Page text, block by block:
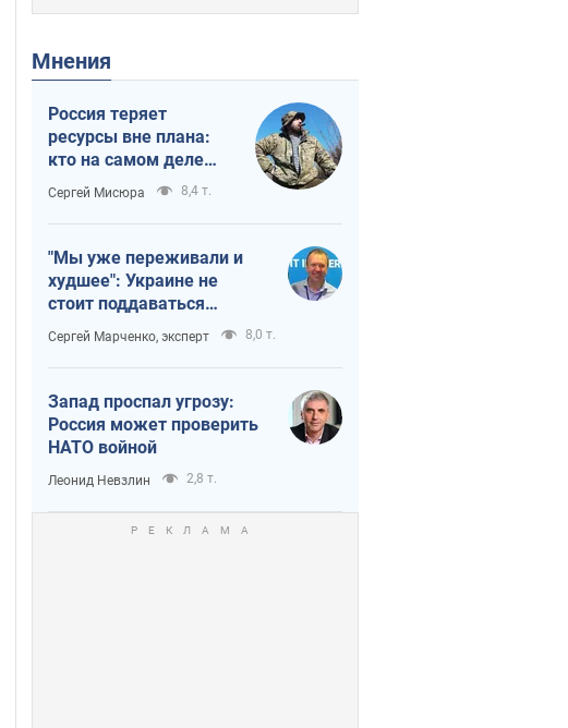
Мнения
Россия теряет
ресурсы вне плана:
кто на самом деле
диктует темп войны
Сергей Мисюра 8,4 т.
"Мы уже переживали и
худшее": Украине не
стоит поддаваться
отчаянию из-за
ракетного террора
Сергей Марченко, эксперт 8,0 т.
Запад проспал угрозу:
Россия может проверить
НАТО войной
Леонид Невзлин 2,8 т.